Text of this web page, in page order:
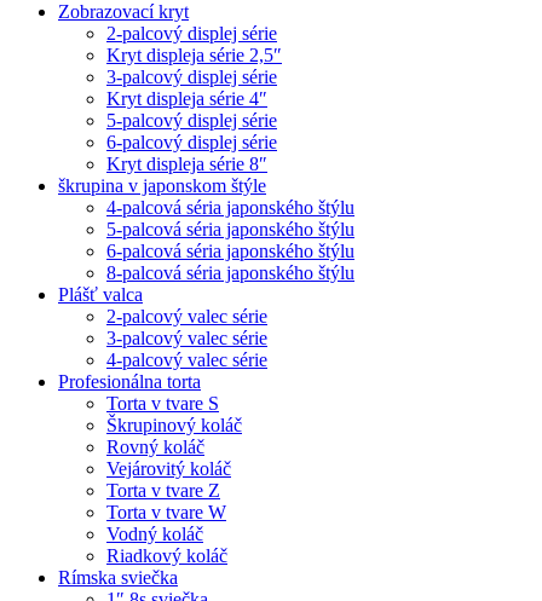
Zobrazovací kryt
2-palcový displej série
Kryt displeja série 2,5″
3-palcový displej série
Kryt displeja série 4″
5-palcový displej série
6-palcový displej série
Kryt displeja série 8″
škrupina v japonskom štýle
4-palcová séria japonského štýlu
5-palcová séria japonského štýlu
6-palcová séria japonského štýlu
8-palcová séria japonského štýlu
Plášť valca
2-palcový valec série
3-palcový valec série
4-palcový valec série
Profesionálna torta
Torta v tvare S
Škrupinový koláč
Rovný koláč
Vejárovitý koláč
Torta v tvare Z
Torta v tvare W
Vodný koláč
Riadkový koláč
Rímska sviečka